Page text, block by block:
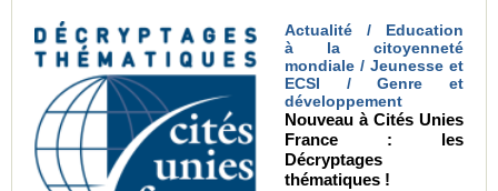
Actualité / Education
à la citoyenneté
mondiale / Jeunesse et
ECSI / Genre et
développement
Nouveau à Cités Unies
France : les
Décryptages
thématiques !